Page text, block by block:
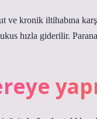
kronik iltihabına
hızla giderilir.